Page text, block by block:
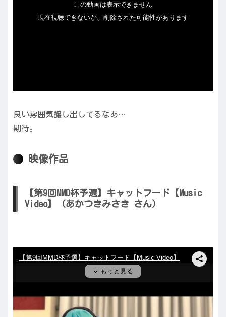
良い雰囲気醸し出してるなあ…
期待。
映像作品
【第9回MMD杯予選】キャットフード【Music
Video】（あかつきみさき さん）